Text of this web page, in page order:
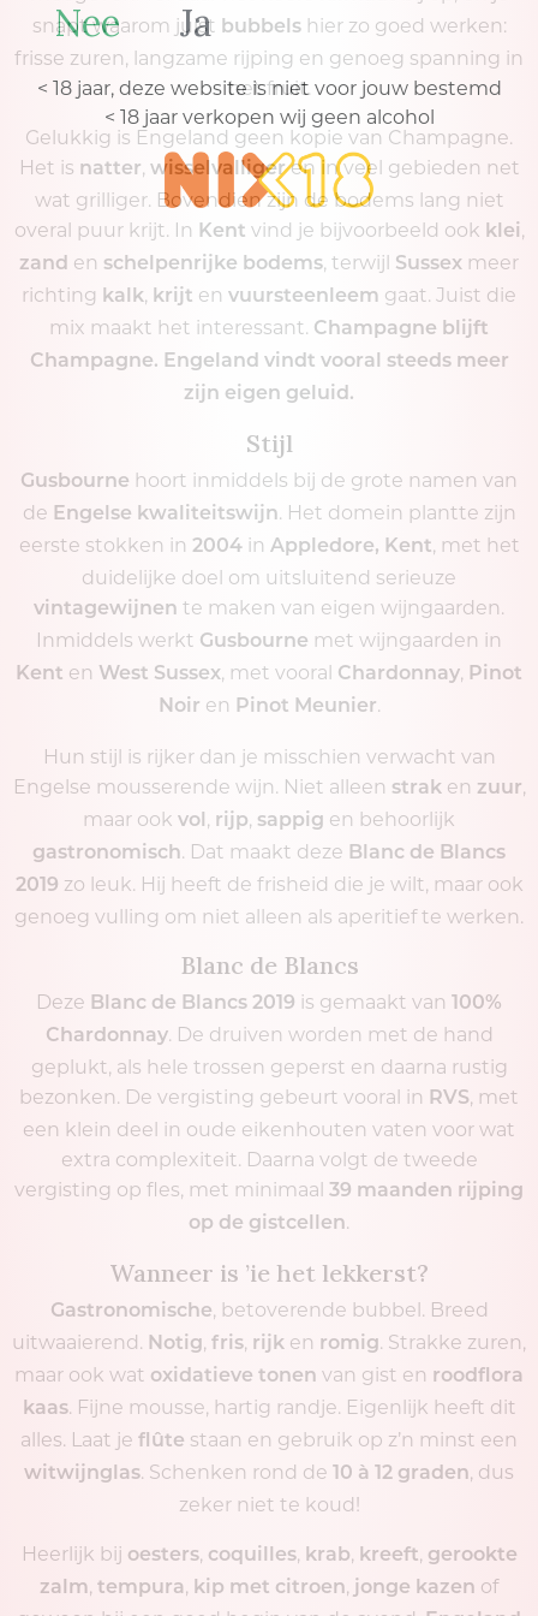
snapt waarom juist bubbelshier zo goed werken:
frisse zuren, langzame rijping en genoeg spanning in
het fruit.
Gelukkig is Engeland geen kopie van Champagne.
Het is natter, wisselvalligeren in veel gebieden net
wat grilliger. Bovendien zijn de bodems lang niet
overal puur krijt. In
Kent vind je bijvoorbeeld ook klei,
zand en schelpenrijke bodems, terwijl Sussex meer
richting kalk, krijt en vuursteenleem gaat. Juist die
mix maakt het interessant. Champagne blijft
Champagne. Engeland vindt vooral steeds meer
zijn eigen geluid.
Stijl
Gusbourne hoort inmiddels bij de grote namen van
de Engelse kwaliteitswijn. Het domein plantte zijn
eerste stokken in 2004in Appledore, Kent, met het
duidelijke doel om uitsluitend serieuze
vintagewijnen te maken van eigen wijngaarden.
Inmiddels werkt Gusbourne met wijngaarden in
Kent en West Sussex, met vooral Chardonnay, Pinot
Noir en Pinot Meunier.
Hun stijl is rijker dan je misschien verwacht van
Engelse mousserende wijn. Niet alleen strak en zuur,
maar ook vol , rijp, sappig en behoorlijk
gastronomisch. Dat maakt deze Blanc de Blancs
2019 zo leuk. Hij heeft de frisheid die je wilt, maar ook
genoeg vulling om niet alleen als aperitief te werken.
Blanc de Blancs
Deze Blanc de Blancs 2019 is gemaakt van
100%
Chardonnay. De druiven worden met de hand
geplukt, als hele trossen geperst en daarna rustig
bezonken. De vergisting gebeurt vooral in
RVS, met
een klein deel in oude eikenhouten vaten voor wat
extra complexiteit. Daarna volgt de tweede
vergisting op fles, met minimaal 39 maanden rijping
op de gistcellen.
Wanneer is ’ie het lekkerst?
Gastronomische, betoverende bubbel. Breed
uitwaaierend. Notig, fris, rijk en romig. Strakke zuren,
maar ook wat oxidatieve tonen van gist en roodflora
kaas. Fijne mousse, hartig randje. Eigenlijk heeft dit
alles. Laat je flûte staan en gebruik op z’n minst een
witwijnglas. Schenken rond de 10 à 12 graden, dus
zeker niet te koud!
Heerlijk bij oesters, coquilles, krab, kreeft, gerookte
zalm, tempura, kip met citroen, jonge kazen of
Nee Ja
< 18 jaar, deze website is niet voor jouw bestemd
< 18 jaar verkopen wij geen alcohol